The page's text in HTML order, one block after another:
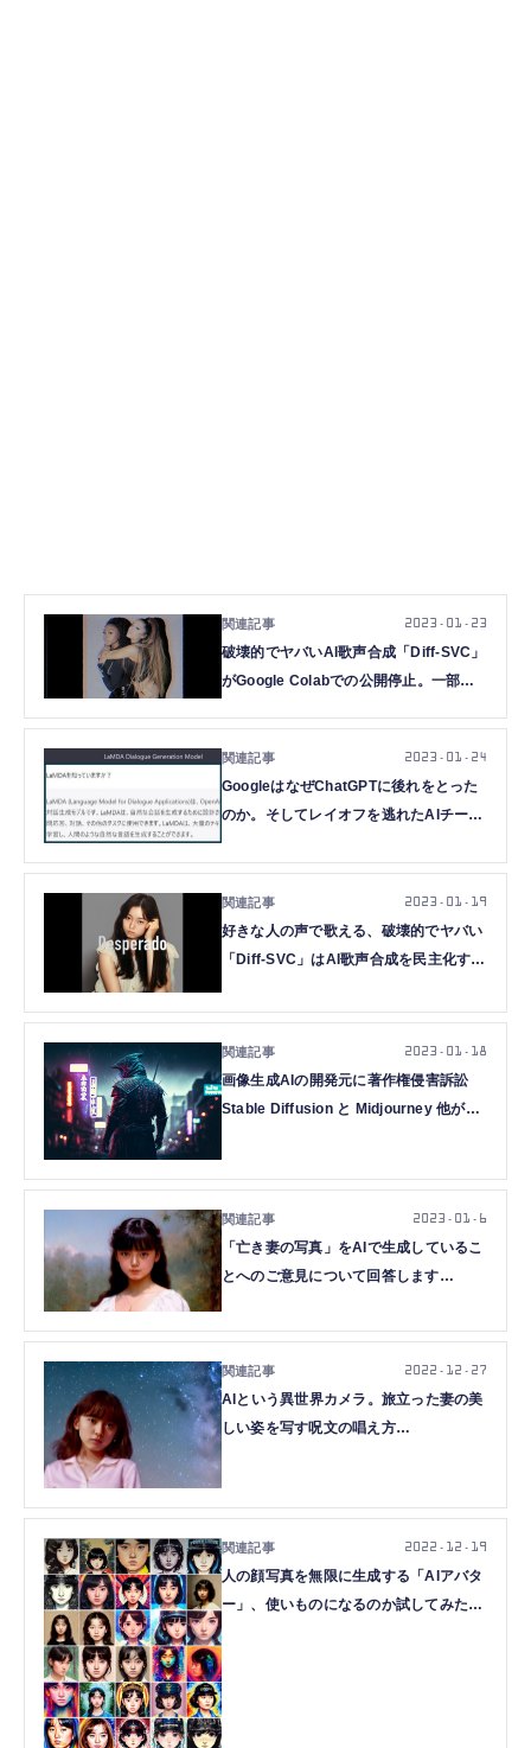
破壊的でヤバいAI歌声合成「Diff-SVC」
がGoogle Colabでの公開停止。一部ユ
2023.01.23
GoogleはなぜChatGPTに後れをとった
のか。そしてレイオフを逃れたAIチーム
2023.01.24
好きな人の声で歌える、破壊的でヤバい
「Diff-SVC」はAI歌声合成を民主化する
2023.01.19
画像生成AIの開発元に著作権侵害訴訟
Stable Diffusion と Midjourney 他が対
2023.01.18
「亡き妻の写真」をAIで生成しているこ
とへのご意見について回答します
2023.01.6
AIという異世界カメラ。旅立った妻の美
しい姿を写す呪文の唱え方
2022.12.27
人の顔写真を無限に生成する「AIアバタ
ー」、使いものになるのか試してみた
2022.12.19